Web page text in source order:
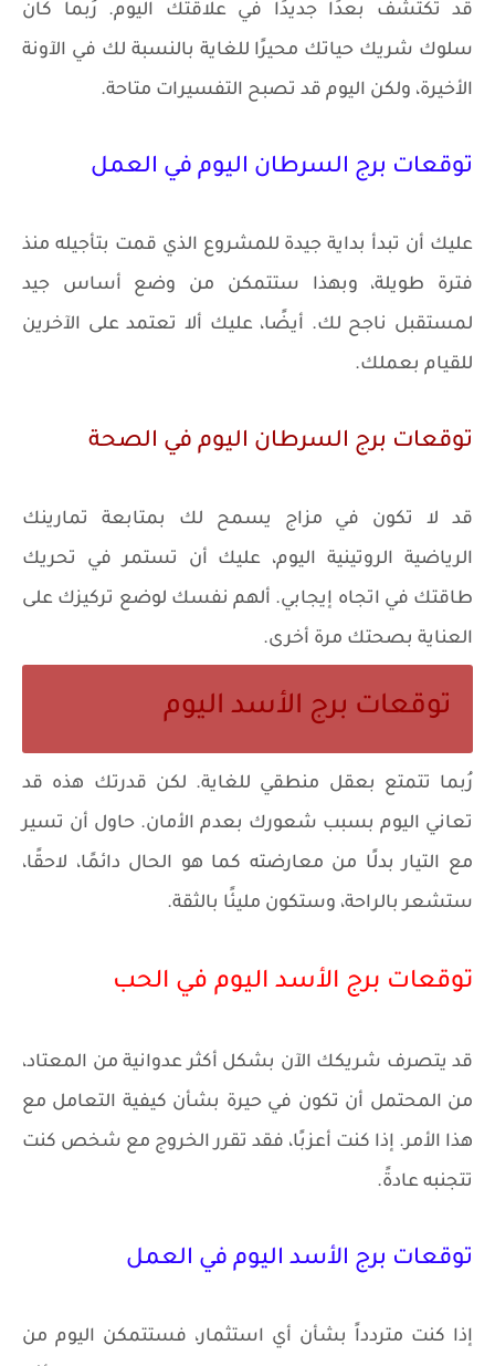
قد تكتشف بعدًا جديدًا في علاقتك اليوم. رُبما كان
سلوك شريك حياتك محيرًا للغاية بالنسبة لك في الآونة
الأخيرة، ولكن اليوم قد تصبح التفسيرات متاحة.
توقعات برج السرطان اليوم في العمل
عليك أن تبدأ بداية جيدة للمشروع الذي قمت بتأجيله منذ
فترة طويلة، وبهذا ستتمكن من وضع أساس جيد
لمستقبل ناجح لك. أيضًا، عليك ألا تعتمد على الآخرين
للقيام بعملك.
توقعات برج السرطان اليوم في الصحة
قد لا تكون في مزاج يسمح لك بمتابعة تمارينك
الرياضية الروتينية اليوم، عليك أن تستمر في تحريك
طاقتك في اتجاه إيجابي. ألهم نفسك لوضع تركيزك على
العناية بصحتك مرة أخرى.
توقعات برج الأسد اليوم
رُبما تتمتع بعقل منطقي للغاية. لكن قدرتك هذه قد
تعاني اليوم بسبب شعورك بعدم الأمان. حاول أن تسير
مع التيار بدلًا من معارضته كما هو الحال دائمًا، لاحقًا،
ستشعر بالراحة، وستكون مليئًا بالثقة.
توقعات برج الأسد اليوم في الحب
قد يتصرف شريكك الآن بشكل أكثر عدوانية من المعتاد،
من المحتمل أن تكون في حيرة بشأن كيفية التعامل مع
هذا الأمر. إذا كنت أعزبًا، فقد تقرر الخروج مع شخص كنت
تتجنبه عادةً.
توقعات برج الأسد اليوم في العمل
إذا كنت متردداً بشأن أي استثمار، فستتمكن اليوم من